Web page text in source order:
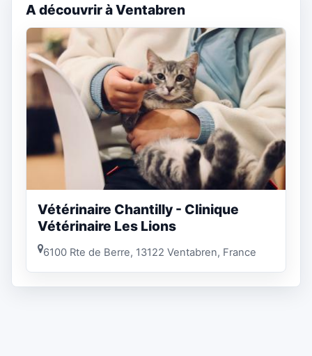
A découvrir à Ventabren
Vétérinaire Chantilly - Clinique
Vétérinaire Les Lions
6100 Rte de Berre, 13122 Ventabren, France